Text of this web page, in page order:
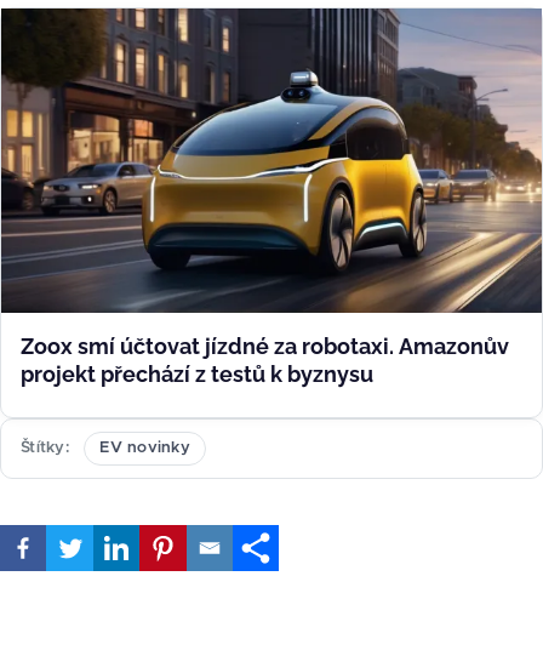
Zoox smí účtovat jízdné za robotaxi. Amazonův
projekt přechází z testů k byznysu
Štítky EV novinky